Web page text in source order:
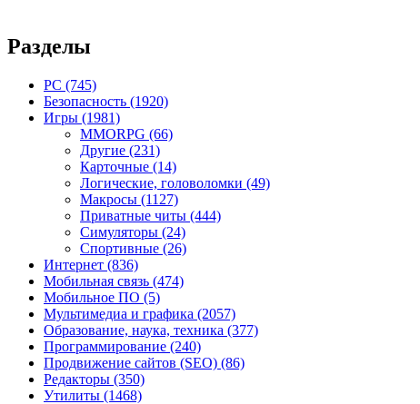
Разделы
PC (745)
Безопасность (1920)
Игры (1981)
MMORPG (66)
Другие (231)
Карточные (14)
Логические, головоломки (49)
Макросы (1127)
Приватные читы (444)
Симуляторы (24)
Спортивные (26)
Интернет (836)
Мобильная связь (474)
Мобильное ПО (5)
Мультимедиа и графика (2057)
Образование, наука, техника (377)
Программирование (240)
Продвижение сайтов (SEO) (86)
Редакторы (350)
Утилиты (1468)